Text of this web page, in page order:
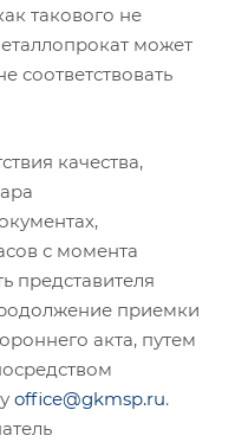
такового не
может
соответствовать
качества,
с момента
представителя
приемки
акта, путем
office@gkmsp.ru.